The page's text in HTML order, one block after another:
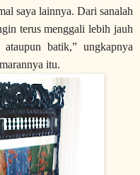
saya lainnya. Dari sanalah
terus menggali lebih jauh
batik,” ungkapnya
itu.